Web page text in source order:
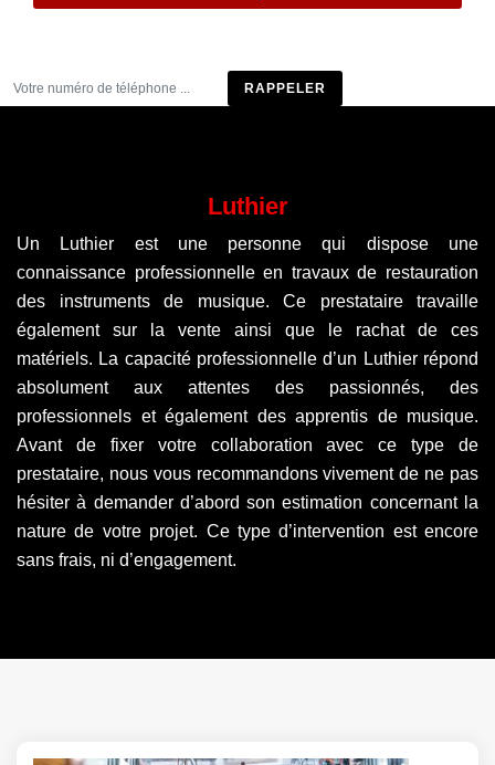
Luthier
Un Luthier est une personne qui dispose une
connaissance professionnelle en travaux de restauration
des instruments de musique. Ce prestataire travaille
également sur la vente ainsi que le rachat de ces
matériels. La capacité professionnelle d’un Luthier répond
absolument aux attentes des passionnés, des
professionnels et également des apprentis de musique.
Avant de fixer votre collaboration avec ce type de
prestataire, nous vous recommandons vivement de ne pas
hésiter à demander d’abord son estimation concernant la
nature de votre projet. Ce type d’intervention est encore
sans frais, ni d’engagement.